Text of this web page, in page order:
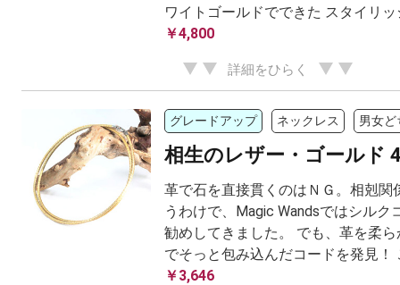
ワイトゴールドでできた スタイリ
￥4,800
詳細をひらく
グレードアップ ネックレス 男女ど
相生のレザー・ゴールド
革で石を直接貫くのはＮＧ。相剋関
うわけで、Magic Wandsではシルク
勧めしてきました。 でも、革を柔
でそっと包み込んだコードを発見！
￥3,646